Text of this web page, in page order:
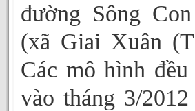
đường Sông
(xã Giai Xuân
Các mô hình
vào tháng 3/